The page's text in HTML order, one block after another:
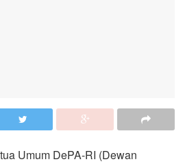
Umum DePA-RI (Dewan